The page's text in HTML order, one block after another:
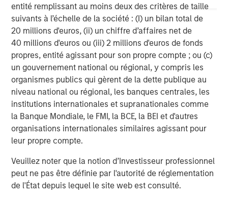
entité remplissant au moins deux des critères de taille
suivants à l’échelle de la société : (I) un bilan total de
20 millions d'euros, (ii) un chiffre d’affaires net de
40 millions d'euros ou (iii) 2 millions d'euros de fonds
propres, entité agissant pour son propre compte ; ou (c)
un gouvernement national ou régional, y compris les
organismes publics qui gèrent de la dette publique au
niveau national ou régional, les banques centrales, les
institutions internationales et supranationales comme
la Banque Mondiale, le FMI, la BCE, la BEI et d'autres
organisations internationales similaires agissant pour
leur propre compte.
Veuillez noter que la notion d’Investisseur professionnel
peut ne pas être définie par l'autorité de réglementation
de l'État depuis lequel le site web est consulté.
. AUM reflects assets managed by MSIP platform since
inception.
Morgan Stanley Infrastructure Partners
Morgan Stanley Infrastructure Partners invests in a
diverse range of infrastructure assets predominantly
located in OECD countries. The team seeks to create
value through active asset management and operational
improvements.
MSIM Spokesperson